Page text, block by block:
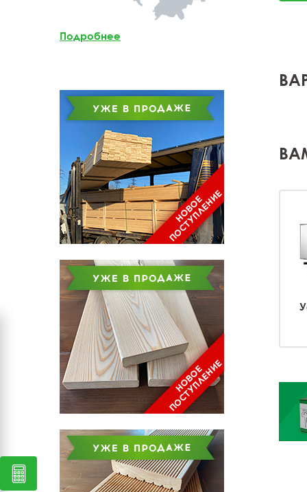
Мебельный щит из
Подробнее